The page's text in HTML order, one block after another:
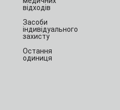
відходів
Засоби
індивідуального
захисту
Остання
одиниця